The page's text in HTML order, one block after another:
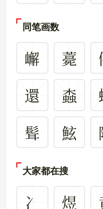
同笔画数
嶰 薧
還
螙
髶
鮌
大家都在搜
冫 煜